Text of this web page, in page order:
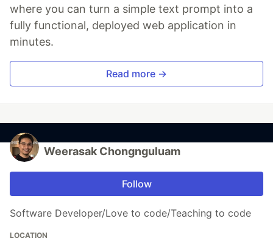
where you can turn a simple text prompt into a
fully functional, deployed web application in
minutes.
Read more →
Weerasak Chongnguluam
Follow
Software Developer/Love to code/Teaching to code
LOCATION